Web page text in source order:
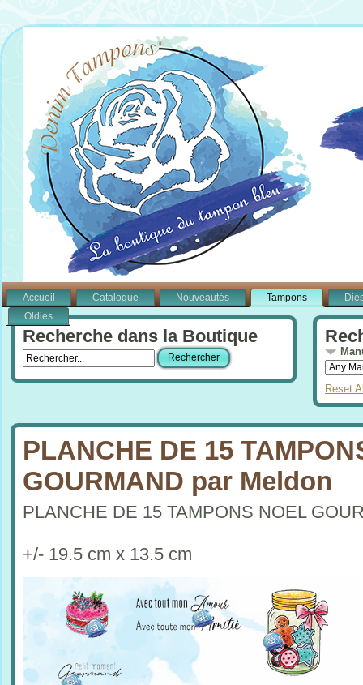
Accueil Catalogue Nouveautés Tampons
Oldies
Recherche dans la Boutique
Reset
PLANCHE DE 15
GOURMAND par Meldon
PLANCHE DE 15 TAMPONS NOEL
+/- 19.5 cm x 13.5 cm